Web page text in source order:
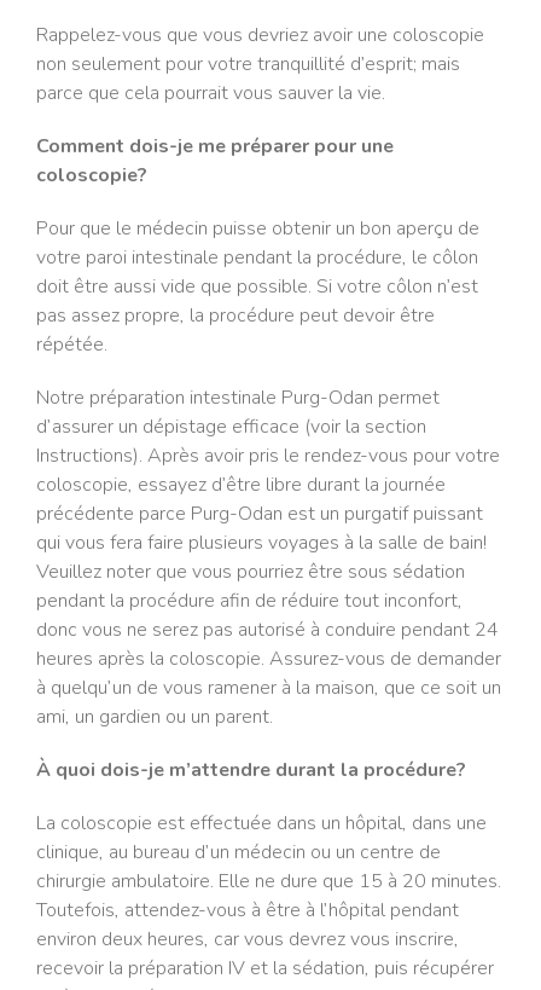
Rappelez-vous que vous devriez avoir une coloscopie
non seulement pour votre tranquillité d’esprit; mais
parce que cela pourrait vous sauver la vie.
Comment dois-je me préparer pour une
coloscopie?
Pour que le médecin puisse obtenir un bon aperçu de
votre paroi intestinale pendant la procédure, le côlon
doit être aussi vide que possible. Si votre côlon n’est
pas assez propre, la procédure peut devoir être
répétée.
Notre préparation intestinale Purg-Odan permet
d’assurer un dépistage efficace (voir la section
Instructions). Après avoir pris le rendez-vous pour votre
coloscopie, essayez d’être libre durant la journée
précédente parce Purg-Odan est un purgatif puissant
qui vous fera faire plusieurs voyages à la salle de bain!
Veuillez noter que vous pourriez être sous sédation
pendant la procédure afin de réduire tout inconfort,
donc vous ne serez pas autorisé à conduire pendant 24
heures après la coloscopie. Assurez-vous de demander
à quelqu’un de vous ramener à la maison, que ce soit un
ami, un gardien ou un parent.
À quoi dois-je m’attendre durant la procédure?
La coloscopie est effectuée dans un hôpital, dans une
clinique, au bureau d’un médecin ou un centre de
chirurgie ambulatoire. Elle ne dure que 15 à 20 minutes.
Toutefois, attendez-vous à être à l’hôpital pendant
environ deux heures, car vous devrez vous inscrire,
recevoir la préparation IV et la sédation, puis récupérer